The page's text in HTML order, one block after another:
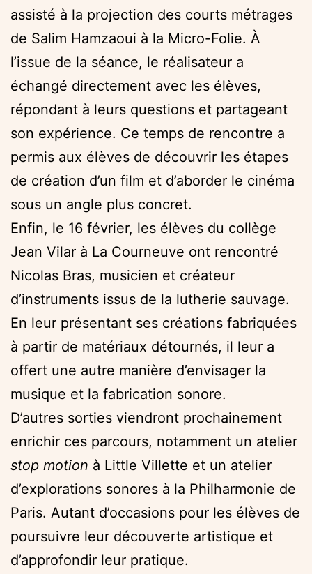
assisté à la projection des courts métrages
de Salim Hamzaoui à la Micro-Folie. À
l’issue de la séance, le réalisateur a
échangé directement avec les élèves,
répondant à leurs questions et partageant
son expérience. Ce temps de rencontre a
permis aux élèves de découvrir les étapes
de création d’un film et d’aborder le cinéma
sous un angle plus concret.
Enfin, le 16 février, les élèves du collège
Jean Vilar à La Courneuve ont rencontré
Nicolas Bras, musicien et créateur
d’instruments issus de la lutherie sauvage.
En leur présentant ses créations fabriquées
à partir de matériaux détournés, il leur a
offert une autre manière d’envisager la
musique et la fabrication sonore.
D’autres sorties viendront prochainement
enrichir ces parcours, notamment un atelier
stop motion à Little Villette et un atelier
d’explorations sonores à la Philharmonie de
Paris. Autant d’occasions pour les élèves de
poursuivre leur découverte artistique et
d’approfondir leur pratique.